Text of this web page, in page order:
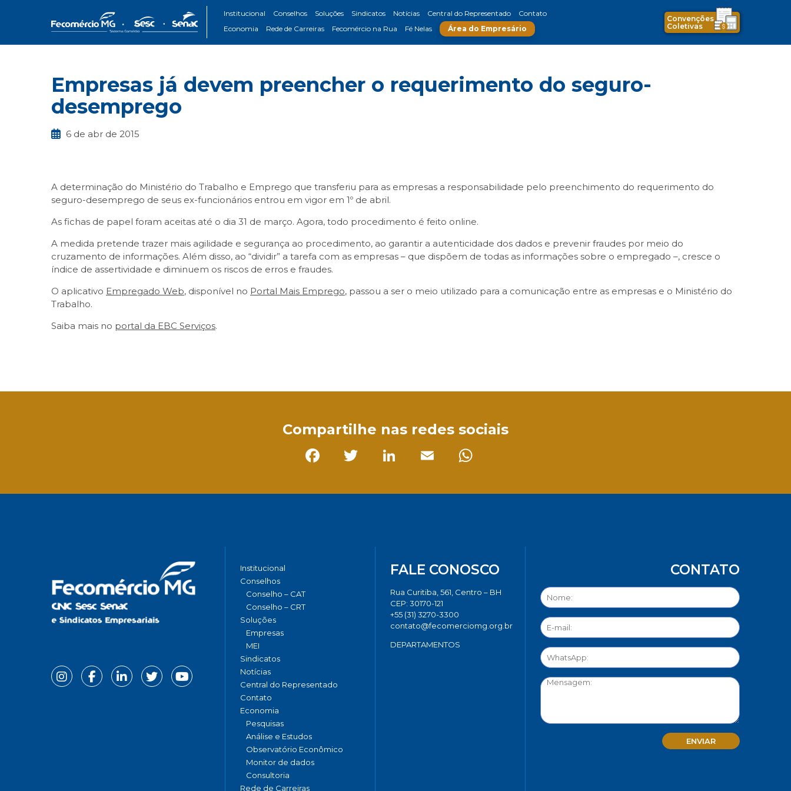
Institucional Conselhos Soluções Sindicatos Notícias Central do Representado
Contato
Economia
Rede de Carreiras Fecomércio na Rua Fé Nelas Área do Empresário
Convenções
Coletivas
Empresas já devem preencher o requerimento do seguro-
desemprego
6 de abr de 2015
A determinação do Ministério do Trabalho e Emprego que transferiu para as empresas a responsabilidade pelo preenchimento do requerimento do
seguro-desemprego de seus ex-funcionários entrou em vigor em 1º de abril.
As fichas de papel foram aceitas até o dia 31 de março. Agora, todo procedimento é feito online.
A medida pretende trazer mais agilidade e segurança ao procedimento, ao garantir a autenticidade dos dados e prevenir fraudes por meio do
cruzamento de informações. Além disso, ao “dividir” a tarefa com as empresas – que dispõem de todas as informações sobre o empregado –, cresce o
índice de assertividade e diminuem os riscos de erros e fraudes.
O aplicativo Empregado Web, disponível no Portal Mais Emprego, passou a ser o meio utilizado para a comunicação entre as empresas e o Ministério do
Trabalho.
Saiba mais no portal da EBC Serviços.
Compartilhe nas redes sociais
Institucional
Conselhos
Conselho – CAT
Conselho – CRT
Soluções
Empresas
MEI
Sindicatos
Notícias
Central do Representado
Contato
Economia
Pesquisas
Análise e Estudos
Observatório Econômico
Monitor de dados
Consultoria
Rede de Carreiras
FALE CONOSCO
Rua Curitiba, 561, Centro – BH
CEP: 30170-121
+55 (31) 3270-3300
contato@fecomerciomg.org.br
DEPARTAMENTOS
CONTATO